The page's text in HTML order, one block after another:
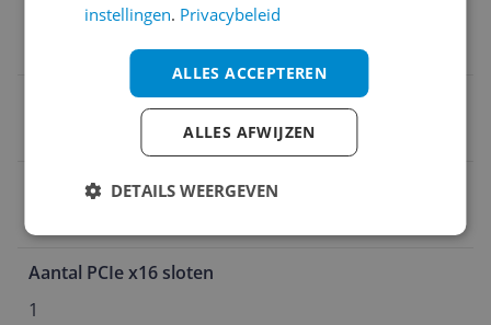
Aantal SATA-aansluitingen
Moederbord chipset
Aantal PCIe x16 sloten
1
instellingen. Privacybeleid
ALLES ACCEPTEREN
ALLES AFWIJZEN
DETAILS WEERGEVEN